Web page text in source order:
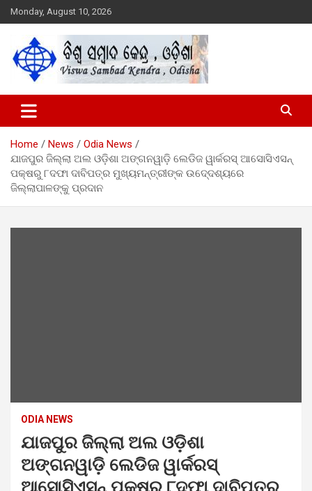
Skip
to
content
Monday, August 10, 2026
ବିଶ୍ୱ ସମ୍ବାଦ କେନ୍ଦ୍ର ଓଡିଶା
Home News
Odia News
ଯାଜପୁର ଜିଲ୍ଲା ଅଲ ଓଡ଼ିଶା ଅଙ୍ଗନୱାଡ଼ି ଲେଡିଜ ୱାର୍କରସ୍ ଆସୋସିଏସନ୍
ପକ୍ଷରୁ ୮ଦଫା ଦାବିପତ୍ର ମୁଖ୍ୟମନ୍ତ୍ରୀଙ୍କ ଉଦେ୍ଦଶ୍ୟରେ
ଜିଲ୍ଲାପାଳଙ୍କୁ ପ୍ରଦାନ
ODIA NEWS
ଯାଜପୁର ଜିଲ୍ଲା ଅଲ ଓଡ଼ିଶା
ଅଙ୍ଗନୱାଡ଼ି ଲେଡିଜ ୱାର୍କରସ୍